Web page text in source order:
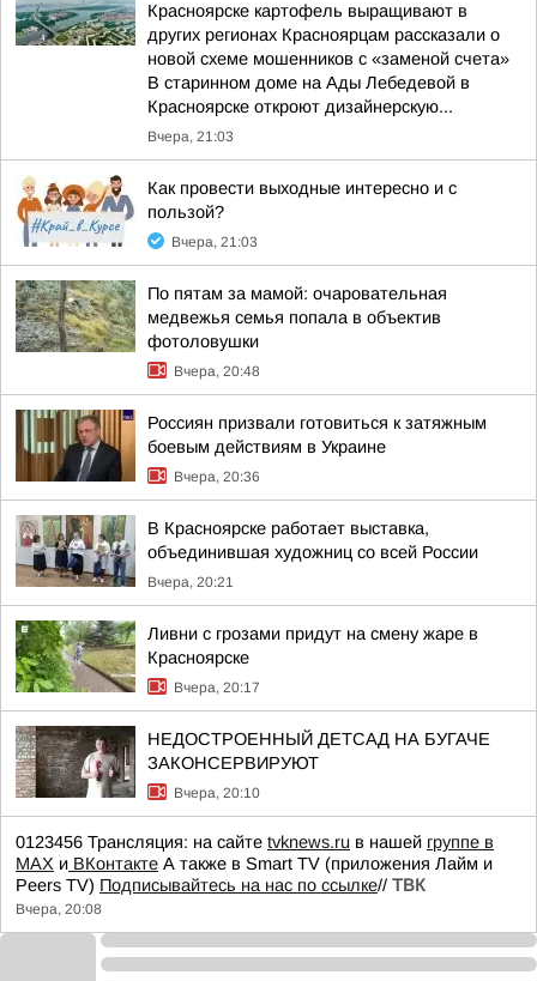
Красноярске картофель выращивают в
других регионах Красноярцам рассказали о
новой схеме мошенников с «заменой счета»
В старинном доме на Ады Лебедевой в
Красноярске откроют дизайнерскую...
Вчера, 21:03
Как провести выходные интересно и с
пользой?
Вчера, 21:03
По пятам за мамой: очаровательная
медвежья семья попала в объектив
фотоловушки
Вчера, 20:48
Россиян призвали готовиться к затяжным
боевым действиям в Украине
Вчера, 20:36
В Красноярске работает выставка,
объединившая художниц со всей России
Вчера, 20:21
Ливни с грозами придут на смену жаре в
Красноярске
Вчера, 20:17
НЕДОСТРОЕННЫЙ ДЕТСАД НА БУГАЧЕ
ЗАКОНСЕРВИРУЮТ
Вчера, 20:10
0123456 Трансляция: на сайте tvknews.ru в нашей группе в
МАХ и ВКонтакте А также в Smart TV (приложения Лайм и
Peers TV) Подписывайтесь на нас по ссылке// ТВК
Вчера, 20:08